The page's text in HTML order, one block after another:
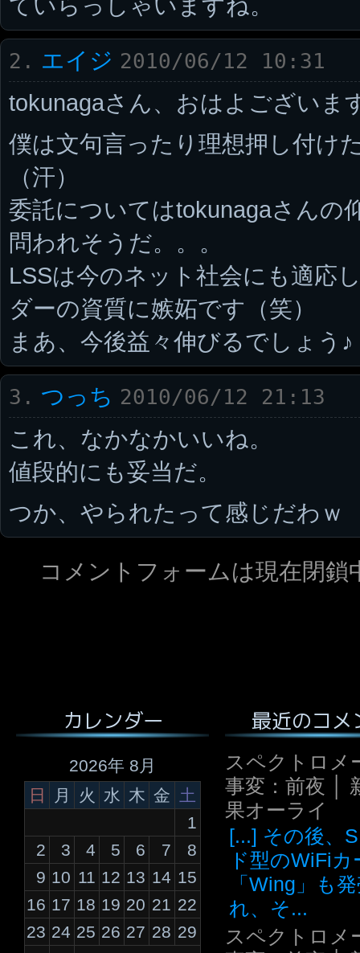
ていらっしゃいますね。
2. エイジ 2010/06/12 10:31
tokunagaさん、おはよございま
僕は文句言ったり理想押し付け
（汗）
委託についてはtokunagaさんの
問われそうだ。。。
LSSは今のネット社会にも適応
ダーの資質に嫉妬です（笑）
まあ、今後益々伸びるでしょう♪
3. つっち 2010/06/12 21:13
これ、なかなかいいね。
値段的にも妥当だ。
つか、やられたって感じだわｗ
コメントフォームは現在閉鎖
カレンダー
2026年 8月
日
月 火 水 木 金
土
1
2
3 4 5 6 7
8
9 10 11 12 13 14 15
16 17 18 19 20 21 22
23 24 25 26 27 28 29
最近のコメ
スペクトロメ
事変：前夜 │
果オーライ
[...] その後、
ド型のWiFiカ
「Wing」も
れ、そ...
スペクトロメ